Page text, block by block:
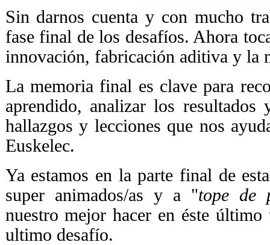
Sin darnos cuenta y con mucho
fase final de los desafíos. Ahora
innovación, fabricación aditiva y la
La memoria final es clave para
aprendido, analizar los resultados
hallazgos y lecciones que nos
Euskelec.
Ya estamos en la parte final de
super animados/as y a "tope de
nuestro mejor hacer en éste
ultimo desafío.